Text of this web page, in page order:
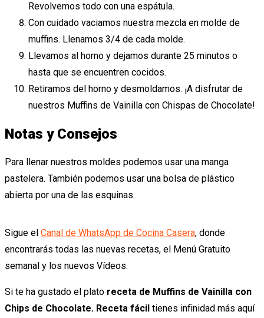
Revolvemos todo con una espátula.
Con cuidado vaciamos nuestra mezcla en molde de
muffins. Llenamos 3/4 de cada molde.
Llevamos al horno y dejamos durante 25 minutos o
hasta que se encuentren cocidos.
Retiramos del horno y desmoldamos. ¡A disfrutar de
nuestros Muffins de Vainilla con Chispas de Chocolate!
Notas y Consejos
Para llenar nuestros moldes podemos usar una manga
pastelera. También podemos usar una bolsa de plástico
abierta por una de las esquinas.
Sigue el Canal de WhatsApp de Cocina Casera, donde
encontrarás todas las nuevas recetas, el Menú Gratuito
semanal y los nuevos Vídeos.
Si te ha gustado el plato receta de Muffins de Vainilla con
Chips de Chocolate. Receta fácil tienes infinidad más aquí